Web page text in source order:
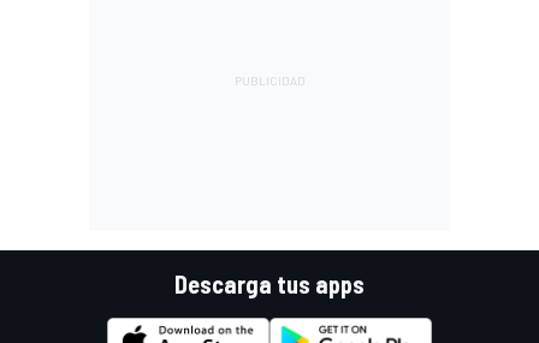
Descarga tus apps